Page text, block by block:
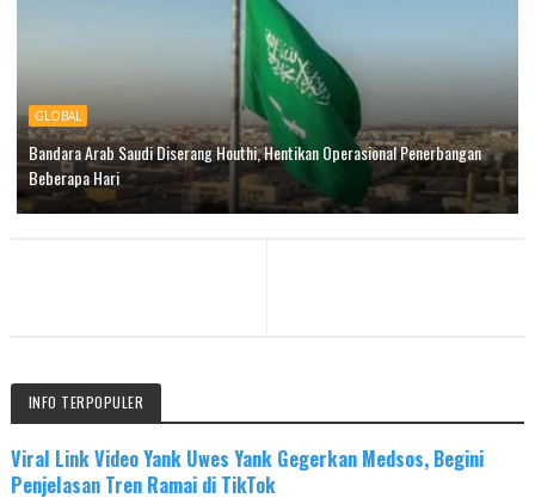
GLOBAL
Bandara Arab Saudi Diserang Houthi, Hentikan Operasional Penerbangan
Beberapa Hari
INFO TERPOPULER
Viral Link Video Yank Uwes Yank Gegerkan Medsos, Begini
Penjelasan Tren Ramai di TikTok